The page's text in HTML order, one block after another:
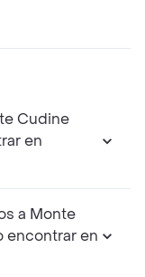
Cudine
en
a Monte
encontrar en